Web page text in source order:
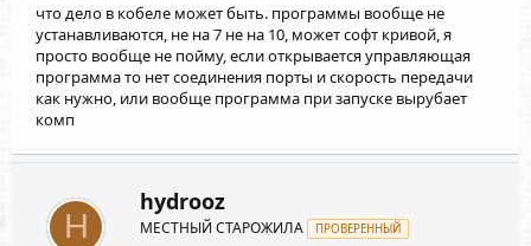
что дело в кобеле может быть. программы вообще не
устанавливаются, не на 7 не на 10, может софт кривой, я
просто вообще не пойму, если открывается управляющая
программа то нет соединения порты и скорость передачи
как нужно, или вообще программа при запуске вырубает
комп
H
hydrooz
МЕСТНЫЙ СТАРОЖИЛА ПРОВЕРЕННЫЙ